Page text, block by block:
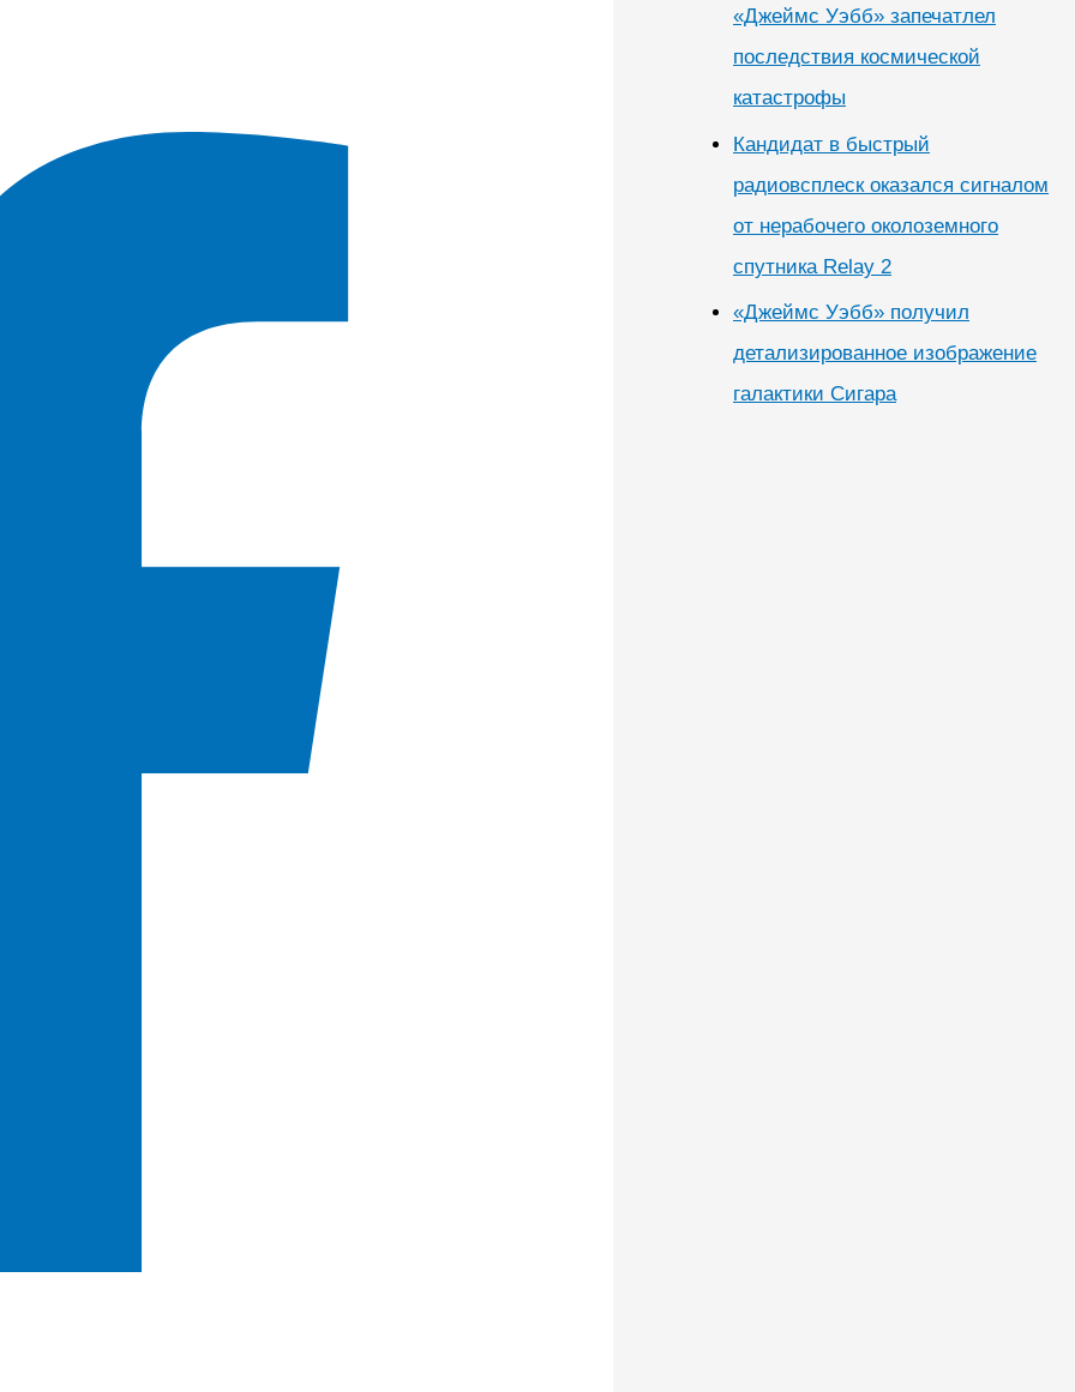
«Джеймс Уэбб» запечатлел
последствия космической
катастрофы
Кандидат в быстрый
радиовсплеск оказался сигналом
от нерабочего околоземного
спутника Relay 2
«Джеймс Уэбб» получил
детализированное изображение
галактики Сигара